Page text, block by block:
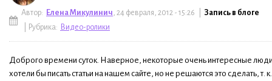
Автор: Елена Микулинич, 24 февраля, 2012 - 15:26 | Запись в блоге
| Рубрика: Видео-ролики
Доброго времени суток. Наверное, некоторые очень интересные
хотели бы писать статьи на нашем сайте, но не решаются это сделать, т. к.